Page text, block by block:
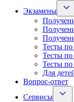
Экзамены
Тесты по
Тесты по
Тесты по
Для
Вопрос-ответ
Сервисы